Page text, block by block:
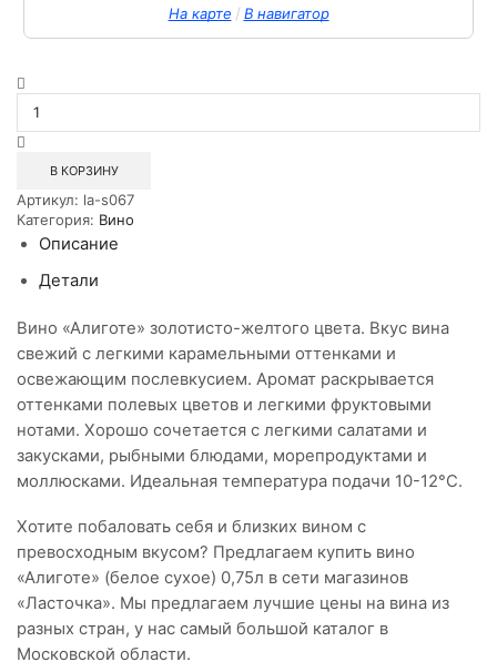
На карте / В навигатор
товара
Вино
сухое
Инкерман
Алиготе
0,75л
В КОРЗИНУ
Артикул: la-s067
Категория: Вино
Описание
Детали
Вино «Алиготе» золотисто-желтого цвета. Вкус вина
свежий с легкими карамельными оттенками и
освежающим послевкусием. Аромат раскрывается
оттенками полевых цветов и легкими фруктовыми
нотами. Хорошо сочетается с легкими салатами и
закусками, рыбными блюдами, морепродуктами и
моллюсками. Идеальная температура подачи 10-12°С.
Хотите побаловать себя и близких вином с
превосходным вкусом? Предлагаем купить вино
«Алиготе» (белое сухое) 0,75л в сети магазинов
«Ласточка». Мы предлагаем лучшие цены на вина из
разных стран, у нас самый большой каталог в
Московской области.